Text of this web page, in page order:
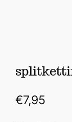
€7,95